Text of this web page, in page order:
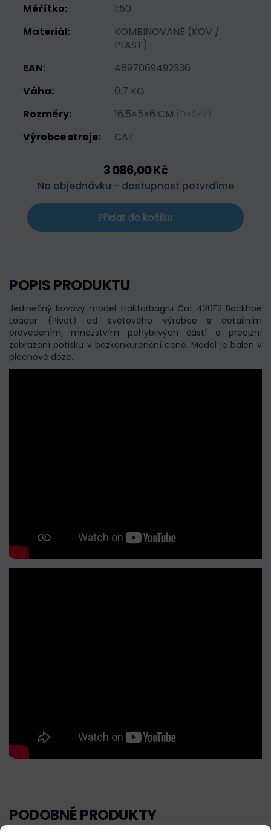
Měřítko:
1:50
Materiál:
KOMBINOVANĚ (KOV /
PLAST)
EAN:
4897069492336
Váha:
0.7 KG
Rozměry:
16.5×5×6 CM (D×Š×V)
Výrobce stroje: CAT
3 086,00 Kč
Na objednávku - dostupnost potvrdíme
Přidat do košíku
POPIS PRODUKTU
Jedinečný kovový model traktorbagru Cat 420F2 Backhoe
Loader (Pivot) od světového výrobce s detailním
provedením, množstvím pohyblivých částí a precizní
zobrazení potisku v bezkonkurenční ceně. Model je balen v
plechové dóze.
PODOBNÉ PRODUKTY